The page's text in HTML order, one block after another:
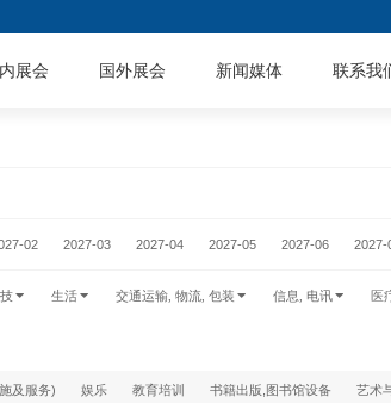
展会 国外展会 新闻媒体 联系我
02 2027-03 2027-04 2027-05 2027-06 2027-
生活 交通运输, 物流, 包装 信息, 电讯 医
及服务) 娱乐 教育培训 书籍出版,图书馆设备 艺术